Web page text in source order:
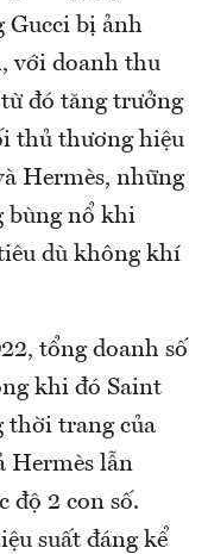
Gucci bị ảnh
với doanh thu
đó tăng trưởng
thủ thương hiệu
Hermès, những
bùng nổ khi
dù không khí
tổng doanh số
khi đó Saint
thời trang của
Hermès lẫn
độ 2 con số.
suất đáng kể